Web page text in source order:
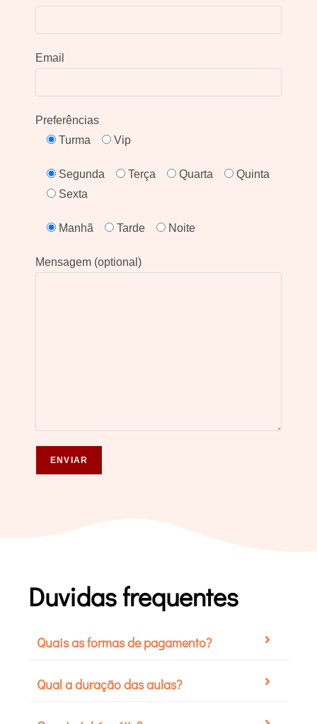
Email
Preferências
Turma
Vip
Segunda Terça Quarta
Quinta
Sexta
Manhã Tarde Noite
Mensagem (optional)
Duvidas frequentes
Quais as formas de pagamento?
Qual a duração das aulas?